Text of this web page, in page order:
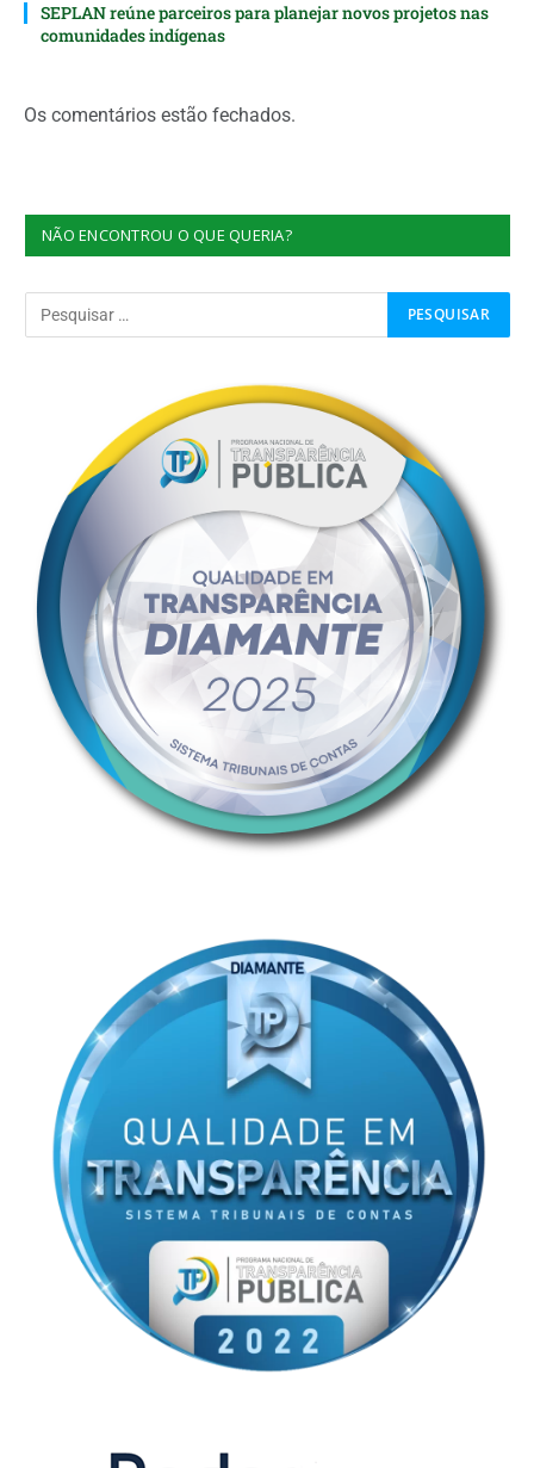
SEPLAN reúne parceiros para planejar novos projetos nas
comunidades indígenas
Os comentários estão fechados.
NÃO ENCONTROU O QUE QUERIA?